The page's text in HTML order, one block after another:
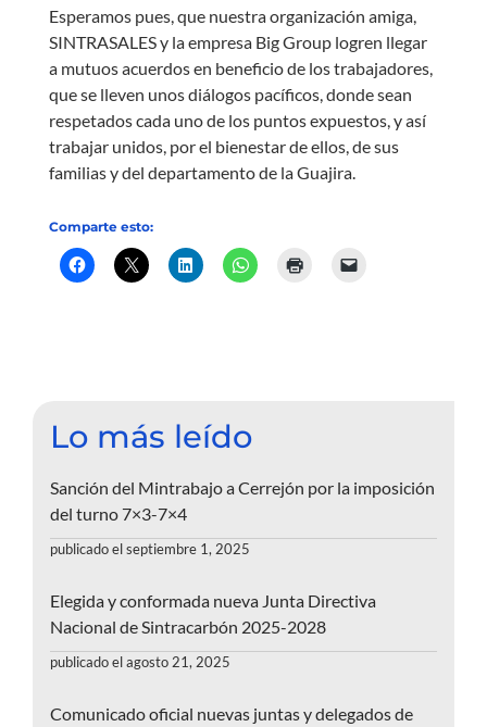
Esperamos pues, que nuestra organización amiga,
SINTRASALES y la empresa Big Group logren llegar
a mutuos acuerdos en beneficio de los trabajadores,
que se lleven unos diálogos pacíficos, donde sean
respetados cada uno de los puntos expuestos, y así
trabajar unidos, por el bienestar de ellos, de sus
familias y del departamento de la Guajira.
Comparte esto:
Lo más leído
Sanción del Mintrabajo a Cerrejón por la imposición
del turno 7×3-7×4
publicado el septiembre 1, 2025
Elegida y conformada nueva Junta Directiva
Nacional de Sintracarbón 2025-2028
publicado el agosto 21, 2025
Comunicado oficial nuevas juntas y delegados de